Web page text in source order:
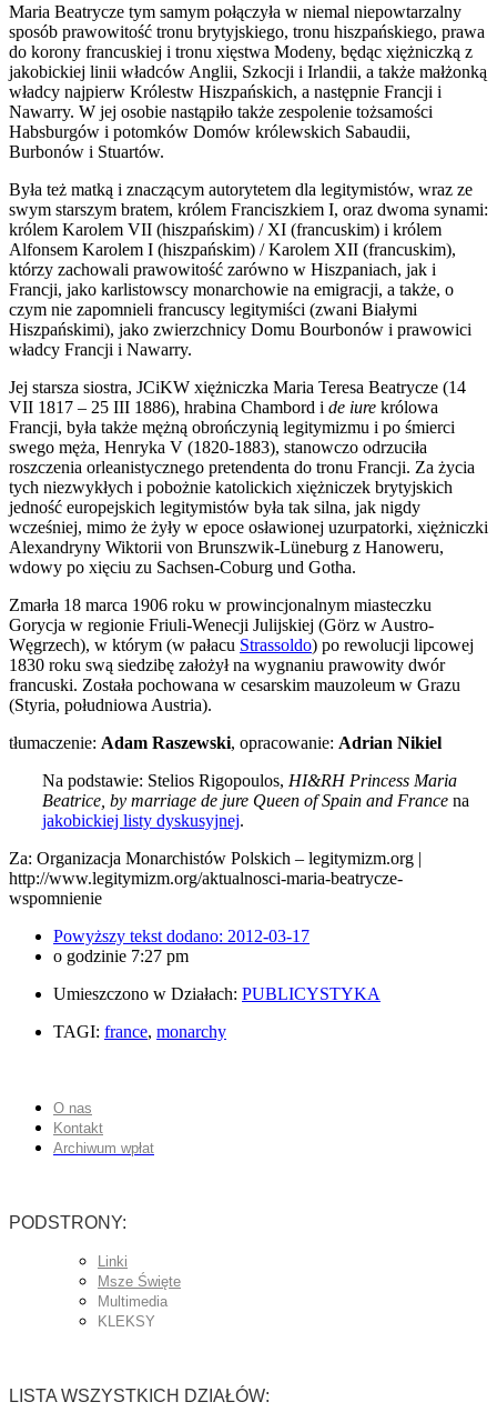
Maria Beatrycze tym samym połączyła w niemal niepowtarzalny
sposób prawowitość tronu brytyjskiego, tronu hiszpańskiego, prawa
do korony francuskiej i tronu xięstwa Modeny, będąc xiężniczką z
jakobickiej linii władców Anglii, Szkocji i Irlandii, a także małżonką
władcy najpierw Królestw Hiszpańskich, a następnie Francji i
Nawarry. W jej osobie nastąpiło także zespolenie tożsamości
Habsburgów i potomków Domów królewskich Sabaudii,
Burbonów i Stuartów.
Była też matką i znaczącym autorytetem dla legitymistów, wraz ze
swym starszym bratem, królem Franciszkiem I, oraz dwoma synami:
królem Karolem VII (hiszpańskim) / XI (francuskim) i królem
Alfonsem Karolem I (hiszpańskim) / Karolem XII (francuskim),
którzy zachowali prawowitość zarówno w Hiszpaniach, jak i
Francji, jako karlistowscy monarchowie na emigracji, a także, o
czym nie zapomnieli francuscy legitymiści (zwani Białymi
Hiszpańskimi), jako zwierzchnicy Domu Bourbonów i prawowici
władcy Francji i Nawarry.
Jej starsza siostra, JCiKW xiężniczka Maria Teresa Beatrycze (14
VII 1817 – 25 III 1886), hrabina Chambord i de iure królowa
Francji, była także mężną obrończynią legitymizmu i po śmierci
swego męża, Henryka V (1820-1883), stanowczo odrzuciła
roszczenia orleanistycznego pretendenta do tronu Francji. Za życia
tych niezwykłych i pobożnie katolickich xiężniczek brytyjskich
jedność europejskich legitymistów była tak silna, jak nigdy
wcześniej, mimo że żyły w epoce osławionej uzurpatorki, xiężniczki
Alexandryny Wiktorii von Brunszwik-Lüneburg z Hanoweru,
wdowy po xięciu zu Sachsen-Coburg und Gotha.
Zmarła 18 marca 1906 roku w prowincjonalnym miasteczku
Gorycja w regionie Friuli-Wenecji Julijskiej (Görz w Austro-
Węgrzech), w którym (w pałacu Strassoldo) po rewolucji lipcowej
1830 roku swą siedzibę założył na wygnaniu prawowity dwór
francuski. Została pochowana w cesarskim mauzoleum w Grazu
(Styria, południowa Austria).
tłumaczenie: Adam Raszewski, opracowanie: Adrian Nikiel
Na podstawie: Stelios Rigopoulos, HI&RH Princess Maria
Beatrice, by marriage de jure Queen of Spain and France na
jakobickiej listy dyskusyjnej.
Za: Organizacja Monarchistów Polskich – legitymizm.org |
http://www.legitymizm.org/aktualnosci-maria-beatrycze-
wspomnienie
Powyższy tekst dodano: 2012-03-17
o godzinie 7:27 pm
Umieszczono w Działach: PUBLICYSTYKA
TAGI: france, monarchy
O nas
Kontakt
Archiwum wpłat
PODSTRONY:
Linki
Msze Święte
Multimedia
KLEKSY
LISTA WSZYSTKICH DZIAŁÓW: